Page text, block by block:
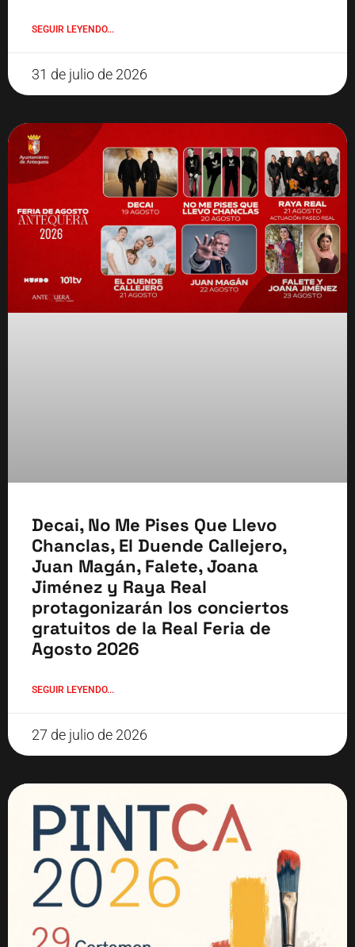
SEGUIR LEYENDO...
31 de julio de 2026
Decai, No Me Pises Que Llevo
Chanclas, El Duende Callejero,
Juan Magán, Falete, Joana
Jiménez y Raya Real
protagonizarán los conciertos
gratuitos de la Real Feria de
Agosto 2026
SEGUIR LEYENDO...
27 de julio de 2026